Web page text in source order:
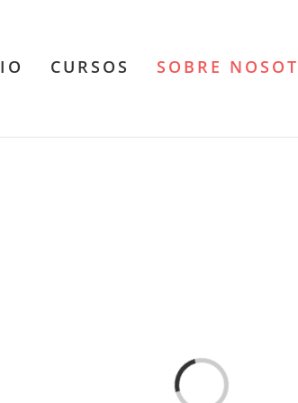
CURSOS SOBRE
Cargando...